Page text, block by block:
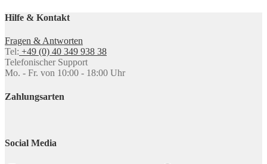
Hilfe & Kontakt
Fragen & Antworten
Tel: +49 (0) 40 349 938 38
Telefonischer Support
Mo. - Fr. von 10:00 - 18:00 Uhr
Zahlungsarten
Social Media